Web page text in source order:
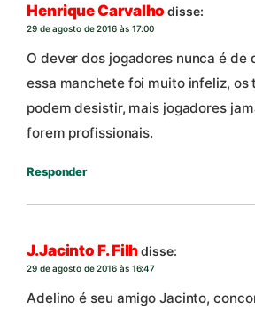
Henrique Carvalho disse:
29 de agosto de 2016 às 17:00
O dever dos jogadores nunca é de
essa manchete foi muito infeliz, os
podem desistir, mais jogadores
forem profissionais.
Responder
J.Jacinto F. Filhdisse:
29 de agosto de 2016 às 16:47
Adelino é seu amigo Jacinto,